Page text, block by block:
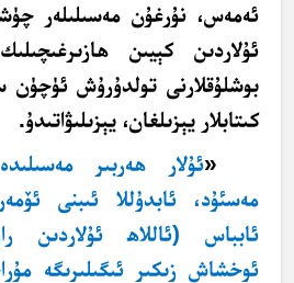
ئەمەس، نۇرغۇن مەسىلىلەر
ئۇلاردىن كېيىن
بوشلۇقلارنى تولدۇرۇش ئۈچۈن
كىتابلار يېزىلغان، يېزىلىۋاتىدۇ.
«ئۇلار ھەربىر
مەسئۇد، ئابدۇللا ئىبنى
ئابباس (ئاللاھ ئۇلاردىن
ئوخشاش زىكىر ئىگىلىرىگە